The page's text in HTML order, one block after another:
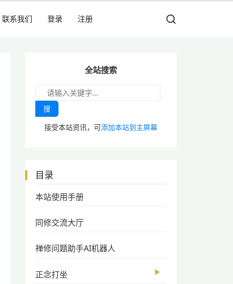
联系我们 登录 注册
全站搜索
搜
接受本站资讯，可添加本站到主屏幕
目录
本站使用手册
同修交流大厅
禅修问题助手AI机器人
正念打坐 ▶